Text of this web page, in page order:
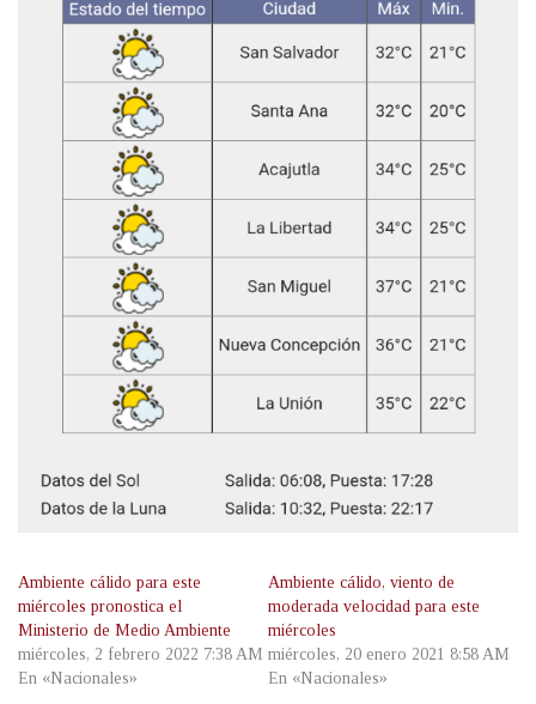
Ambiente cálido para este
miércoles pronostica el
Ministerio de Medio Ambiente
miércoles, 2 febrero 2022 7:38 AM
En «Nacionales»
Ambiente cálido, viento de
moderada velocidad para este
miércoles
miércoles, 20 enero 2021 8:58 AM
En «Nacionales»